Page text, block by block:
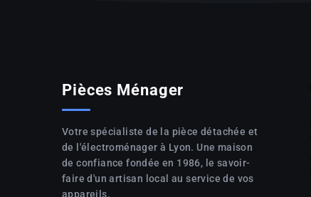
Pièces Ménager
Votre spécialiste de la pièce détachée et
de l'électroménager à Lyon. Une maison
de confiance fondée en 1986, le savoir-
faire d'un artisan local au service de vos
appareils.